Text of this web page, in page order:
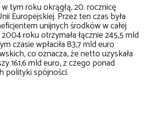
tym roku okrągłą, 20. rocznicę
Europejskiej. Przez ten czas była
unijnych środków w całej
roku otrzymała łącznie 245,5 mld
czasie wpłaciła 83,7 mld euro
co oznacza, że netto uzyskała
161,6 mld euro, z czego ponad
polityki spójności.